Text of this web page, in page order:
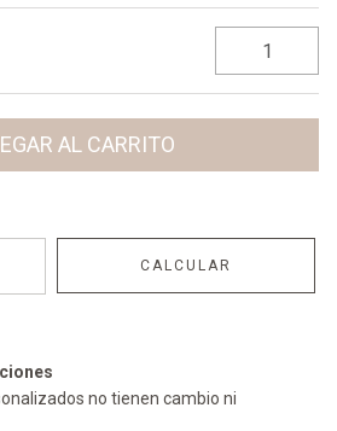
CALCULAR
no tienen cambio ni